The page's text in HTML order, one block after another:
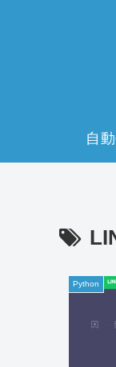
自
Python